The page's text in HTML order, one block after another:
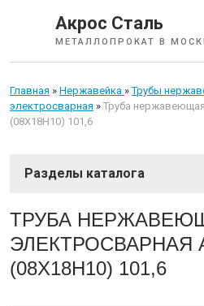
Акрос Сталь
МЕТАЛЛОПРОКАТ В
Главная » Нержавейка »Трубы
электросварная » Труба
(08Х18Н10) 101,6
СОРТОВОЙ ПРОКАТ
ТРУБЫ
ТРУБА
ЭЛЕКТРОСВАРНАЯ
(08Х18Н10) 101,6